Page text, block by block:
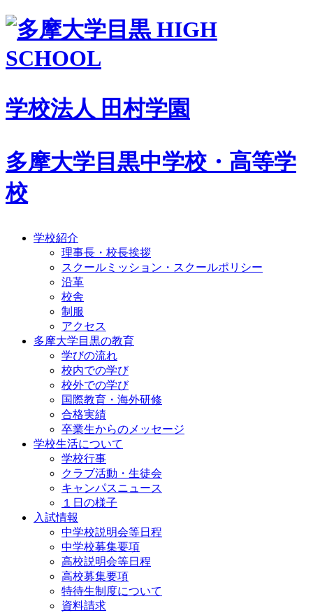
学校法人 田村学園
多摩大学目黒中学校・高等学
校
学校紹介
理事長・校長挨拶
スクールミッション・スクールポリシー
沿革
校舎
制服
アクセス
多摩大学目黒の教育
学びの流れ
校内での学び
校外での学び
国際教育・海外研修
合格実績
卒業生からのメッセージ
学校生活について
学校行事
クラブ活動・生徒会
キャンパスニュース
１日の様子
入試情報
中学校説明会等日程
中学校募集要項
高校説明会等日程
高校募集要項
特待生制度について
資料請求